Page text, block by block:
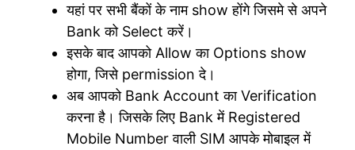
यहां पर सभी बैंकों के नाम show होंगे जिसमे से अपने
Bank को Select करें।
इसके बाद आपको Allow का Options show
होगा, जिसे permission दे।
अब आपको Bank Account का Verification
करना है। जिसके लिए Bank में Registered
Mobile Number वाली SIM आपके मोबाइल में